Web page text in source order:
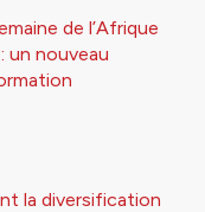
de l’Afrique
un nouveau
la diversification